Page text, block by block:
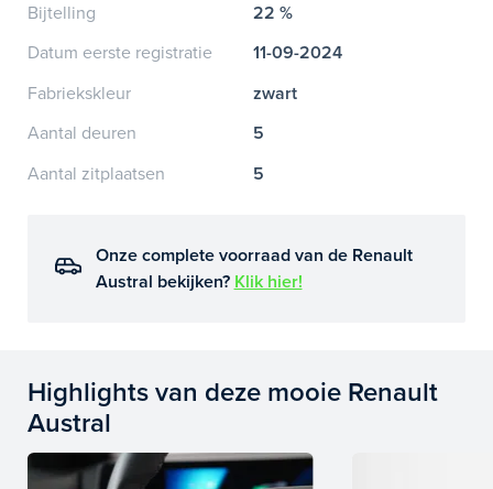
Bijtelling
22 %
Datum eerste registratie
11-09-2024
Fabriekskleur
zwart
Aantal deuren
5
Aantal zitplaatsen
5
Onze complete voorraad van de Renault
Austral bekijken? Klik hier!
Highlights van deze mooie Renault
Austral